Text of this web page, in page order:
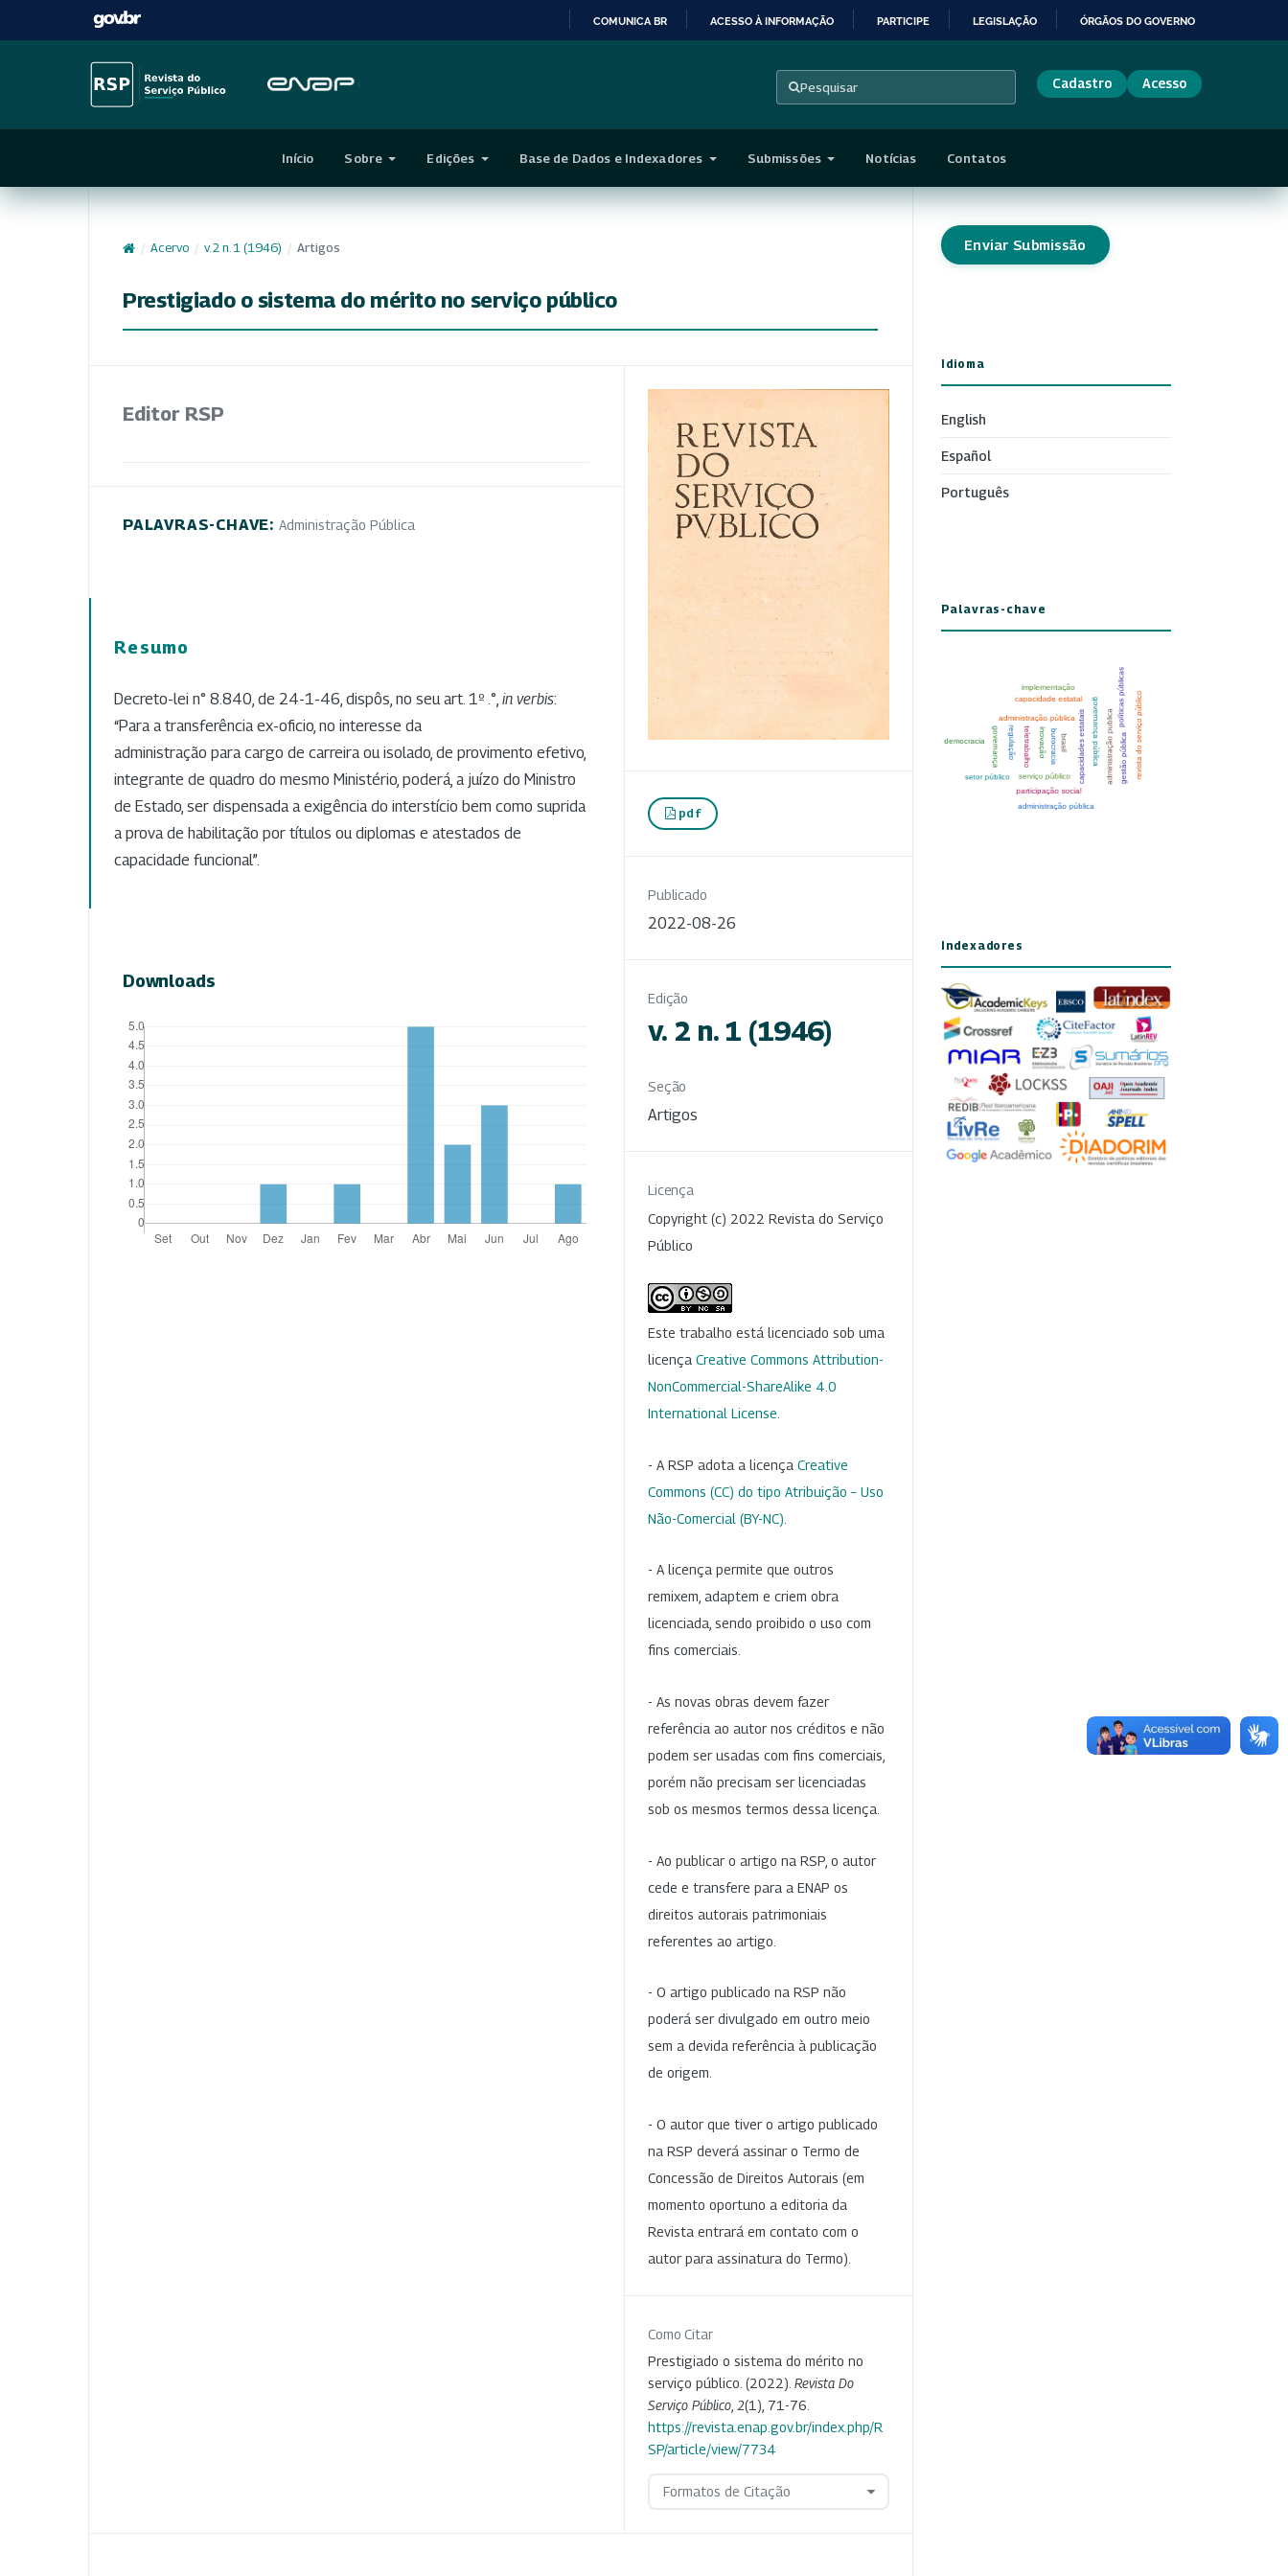
CONTEÚDO
COMUNICA BR ACESSO À INFORMAÇÃO PARTICIPE LEGISLAÇÃO ÓRGÃOS DO GOVERNO
Pesquisar Cadastro Acesso
Início Sobre Edições Base de Dados e Indexadores Submissões Notícias Contatos
/ Acervo / v. 2 n. 1 (1946) / Artigos
Prestigiado o sistema do mérito no serviço público
Editor RSP
PALAVRAS-CHAVE: Administração Pública
Resumo
Decreto-lei n° 8.840, de 24-1-46, dispôs, no seu art. 1º .°, in verbis:
“Para a transferência ex-oficio, no interesse da
administração para cargo de carreira ou isolado, de provimento efetivo,
integrante de quadro do mesmo Ministério, poderá, a juízo do Ministro
de Estado, ser dispensada a exigência do interstício bem como suprida
a prova de habilitação por títulos ou diplomas e atestados de
capacidade funcional”.
Downloads
pdf
Publicado
2022-08-26
Edição
v. 2 n. 1 (1946)
Seção
Artigos
Licença
Copyright (c) 2022 Revista do Serviço
Público
Este trabalho está licenciado sob uma
licença Creative Commons Attribution-
NonCommercial-ShareAlike 4.0
International License
- A RSP adota a licença Creative
Commons (CC) do tipo Atribuição – Uso
Não-Comercial (BY-NC)
- A licença permite que outros
remixem, adaptem e criem obra
licenciada, sendo proibido o uso com
fins comerciais.
- As novas obras devem fazer
referência ao autor nos créditos e não
podem ser usadas com fins comerciais,
porém não precisam ser licenciadas
sob os mesmos termos dessa licença.
- Ao publicar o artigo na RSP, o autor
cede e transfere para a ENAP os
direitos autorais patrimoniais
referentes ao artigo.
- O artigo publicado na RSP não
poderá ser divulgado em outro meio
sem a devida referência à publicação
de origem.
- O autor que tiver o artigo publicado
na RSP deverá assinar o Termo de
Concessão de Direitos Autorais (em
momento oportuno a editoria da
Revista entrará em contato com o
autor para assinatura do Termo).
Como Citar
Prestigiado o sistema do mérito no
serviço público. (2022). Revista Do
Serviço Público 2(1), 71-76.
https://revista.enap.gov.br/index.php/R
SP/article/view/7734
Formatos de Citação
Enviar Submissão
Idioma
English
Español
Português
Palavras-chave
Indexadores